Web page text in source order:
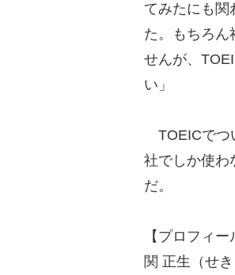
てみたにも関
た。もちろん
せんが、
い」
TOEICでつ
社でしか使わ
だ。
【プロフィー
関 正生（せき